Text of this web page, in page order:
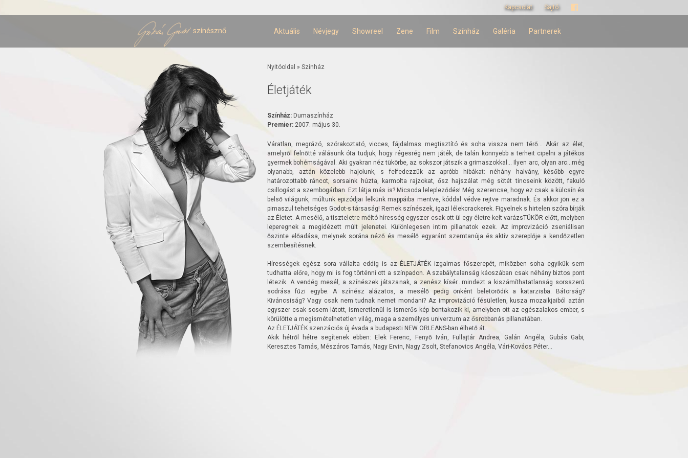
tartalomra
Kapcsolat Sajtó
színésznő Aktuális Névjegy Showreel Zene Film Színház Galéria Partnerek
Jelenlegi hely
Nyitóoldal » Színház
Életjáték
Színház: Dumaszínház
Premier: 2007. május 30.
Váratlan, megrázó, szórakoztató, vicces, fájdalmas megtisztító és soha vissza nem térő... Akár az élet,
amelyről felnőtté válásunk óta tudjuk, hogy régesrég nem játék, de talán könnyebb a terheit cipelni a játékos
gyermek bohémságával. Aki gyakran néz tükörbe, az sokszor játszik a grimaszokkal... Ilyen arc, olyan arc...még
olyanabb, aztán közelebb hajolunk, s felfedezzük az apróbb hibákat: néhány halvány, később egyre
határozottabb ráncot, sorsaink húzta, karmolta rajzokat, ősz hajszálat még sötét tincseink között, fakuló
csillogást a szembogárban. Ezt látja más is? Micsoda lelepleződés! Még szerencse, hogy ez csak a külcsín és
belső világunk, múltunk epizódjai lelkünk mappáiba mentve, kóddal védve rejtve maradnak. És akkor jön ez a
pimaszul tehetséges Godot-s társaság! Remek színészek, igazi lélekcrackerek. Figyelnek s hirtelen szóra bírják
az Életet. A mesélő, a tiszteletre méltó híresség egyszer csak ott ül egy életre kelt varázsTÜKÖR előtt, melyben
leperegnek a megidézett múlt jelenetei. Különlegesen intim pillanatok ezek. Az improvizáció zseniálisan
őszinte előadása, melynek sorána néző és mesélő egyaránt szemtanúja és aktív szereplője a kendőzetlen
szembesítésnek.
Hírességek egész sora vállalta eddig is az ÉLETJÁTÉK izgalmas főszerepét, miközben soha egyikük sem
tudhatta előre, hogy mi is fog történni ott a színpadon. A szabálytalanság káoszában csak néhány biztos pont
létezik. A vendég mesél, a színészek játszanak, a zenész kísér...mindezt a kiszámíthatatlanság sorsszerű
sodrása fűzi egybe. A színész alázatos, a mesélő pedig önként beletörődik a katarzisba. Bátorság?
Kiváncsiság? Vagy csak nem tudnak nemet mondani? Az improvizáció fésületlen, kusza mozaikjaiból aztán
egyszer csak sosem látott, ismeretlenül is ismerős kép bontakozik ki, amelyben ott az egészalakos ember, s
körülötte a megismételhetetlen világ, maga a személyes univerzum az ősrobbanás pillanatában.
Az ÉLETJÁTÉK szenzációs új évada a budapesti NEW ORLEANS-ban élhető át.
Akik hétről hétre segítenek ebben: Elek Ferenc, Fenyő Iván, Fullajtár Andrea, Galán Angéla, Gubás Gabi,
Keresztes Tamás, Mészáros Tamás, Nagy Ervin, Nagy Zsolt, Stefanovics Angéla, Vári-Kovács Péter...